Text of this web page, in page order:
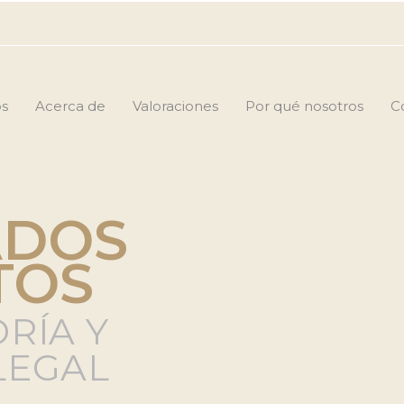
Acerca de Valoraciones Por qué nosotros
Y